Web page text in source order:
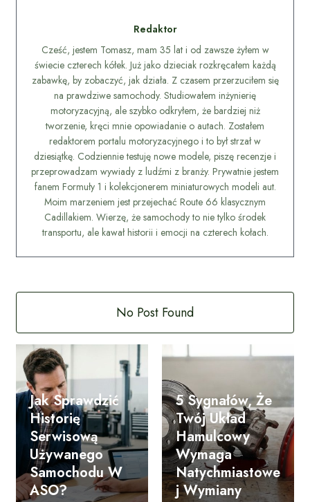
Redaktor
Cześć, jestem Tomasz, mam 35 lat i od zawsze żyłem w
świecie czterech kółek. Już jako dzieciak rozkręcałem każdą
zabawkę, by zobaczyć, jak działa. Z czasem przerzuciłem się
na prawdziwe samochody. Studiowałem inżynierię
motoryzacyjną, ale szybko odkryłem, że bardziej niż
tworzenie, kręci mnie opowiadanie o autach. Zostałem
redaktorem portalu motoryzacyjnego i to był strzał w
dziesiątkę. Codziennie testuję nowe modele, piszę recenzje i
przeprowadzam wywiady z ludźmi z branży. Prywatnie jestem
fanem Formuły 1 i kolekcjonerem miniaturowych modeli aut.
Moim marzeniem jest przejechać Route 66 klasycznym
Cadillakiem. Wierzę, że samochody to nie tylko środek
transportu, ale kawał historii i emocji na czterech kołach.
No Post Found
Jak Sprawdzić
Historię
Serwisową
Używanego
Samochodu W
ASO?
5 Sygnałów, Że
Twój Układ
Hamulcowy
Wymaga
Natychmiastowe
J Wymiany